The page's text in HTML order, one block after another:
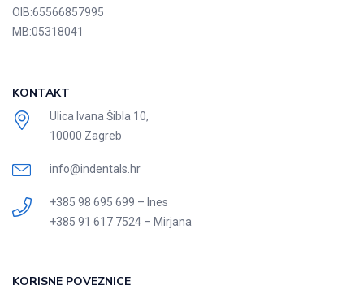
OIB:65566857995
MB:05318041
KONTAKT
Ulica Ivana Šibla 10,
10000 Zagreb
info@indentals.hr
+385 98 695 699 – Ines
+385 91 617 7524 – Mirjana
KORISNE POVEZNICE